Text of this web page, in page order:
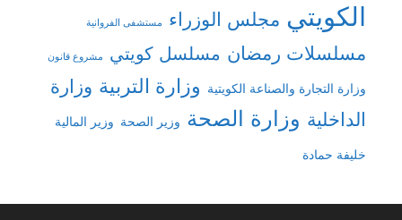
الكويتي مجلس الوزراء مستشفى الفروانية
مسلسلات رمضان مسلسل كويتي مشروع قانون
وزارة التجارة والصناعة الكويتية وزارة التربية وزارة
الداخلية وزارة الصحة وزير الصحة وزير المالية
خليفة حمادة